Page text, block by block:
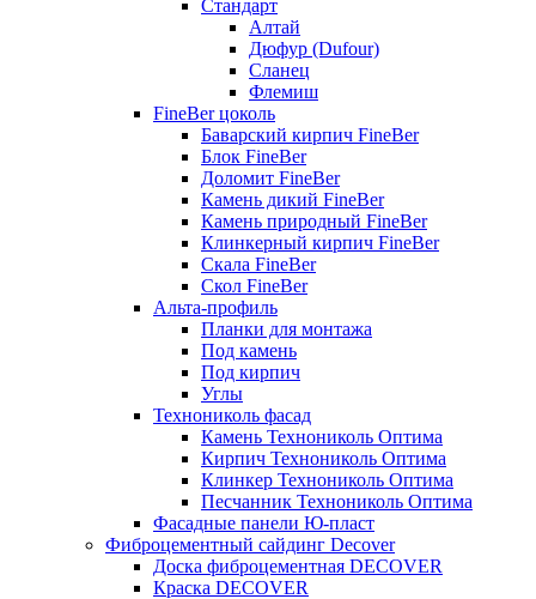
Стандарт
Алтай
Дюфур (Dufour)
Сланец
Флемиш
FineBer цоколь
Баварский кирпич FineBer
Блок FineBer
Доломит FineBer
Камень дикий FineBer
Камень природный FineBer
Клинкерный кирпич FineBer
Скала FineBer
Скол FineBer
Альта-профиль
Планки для монтажа
Под камень
Под кирпич
Углы
Технониколь фасад
Камень Технониколь Оптима
Кирпич Технониколь Оптима
Клинкер Технониколь Оптима
Песчанник Технониколь Оптима
Фасадные панели Ю-пласт
Фиброцементный сайдинг Decover
Доска фиброцементная DECOVER
Краска DECOVER